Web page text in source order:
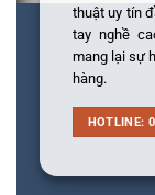
thuật uy tín
tay nghề
mang lại sự
hàng.
HOTLINE: